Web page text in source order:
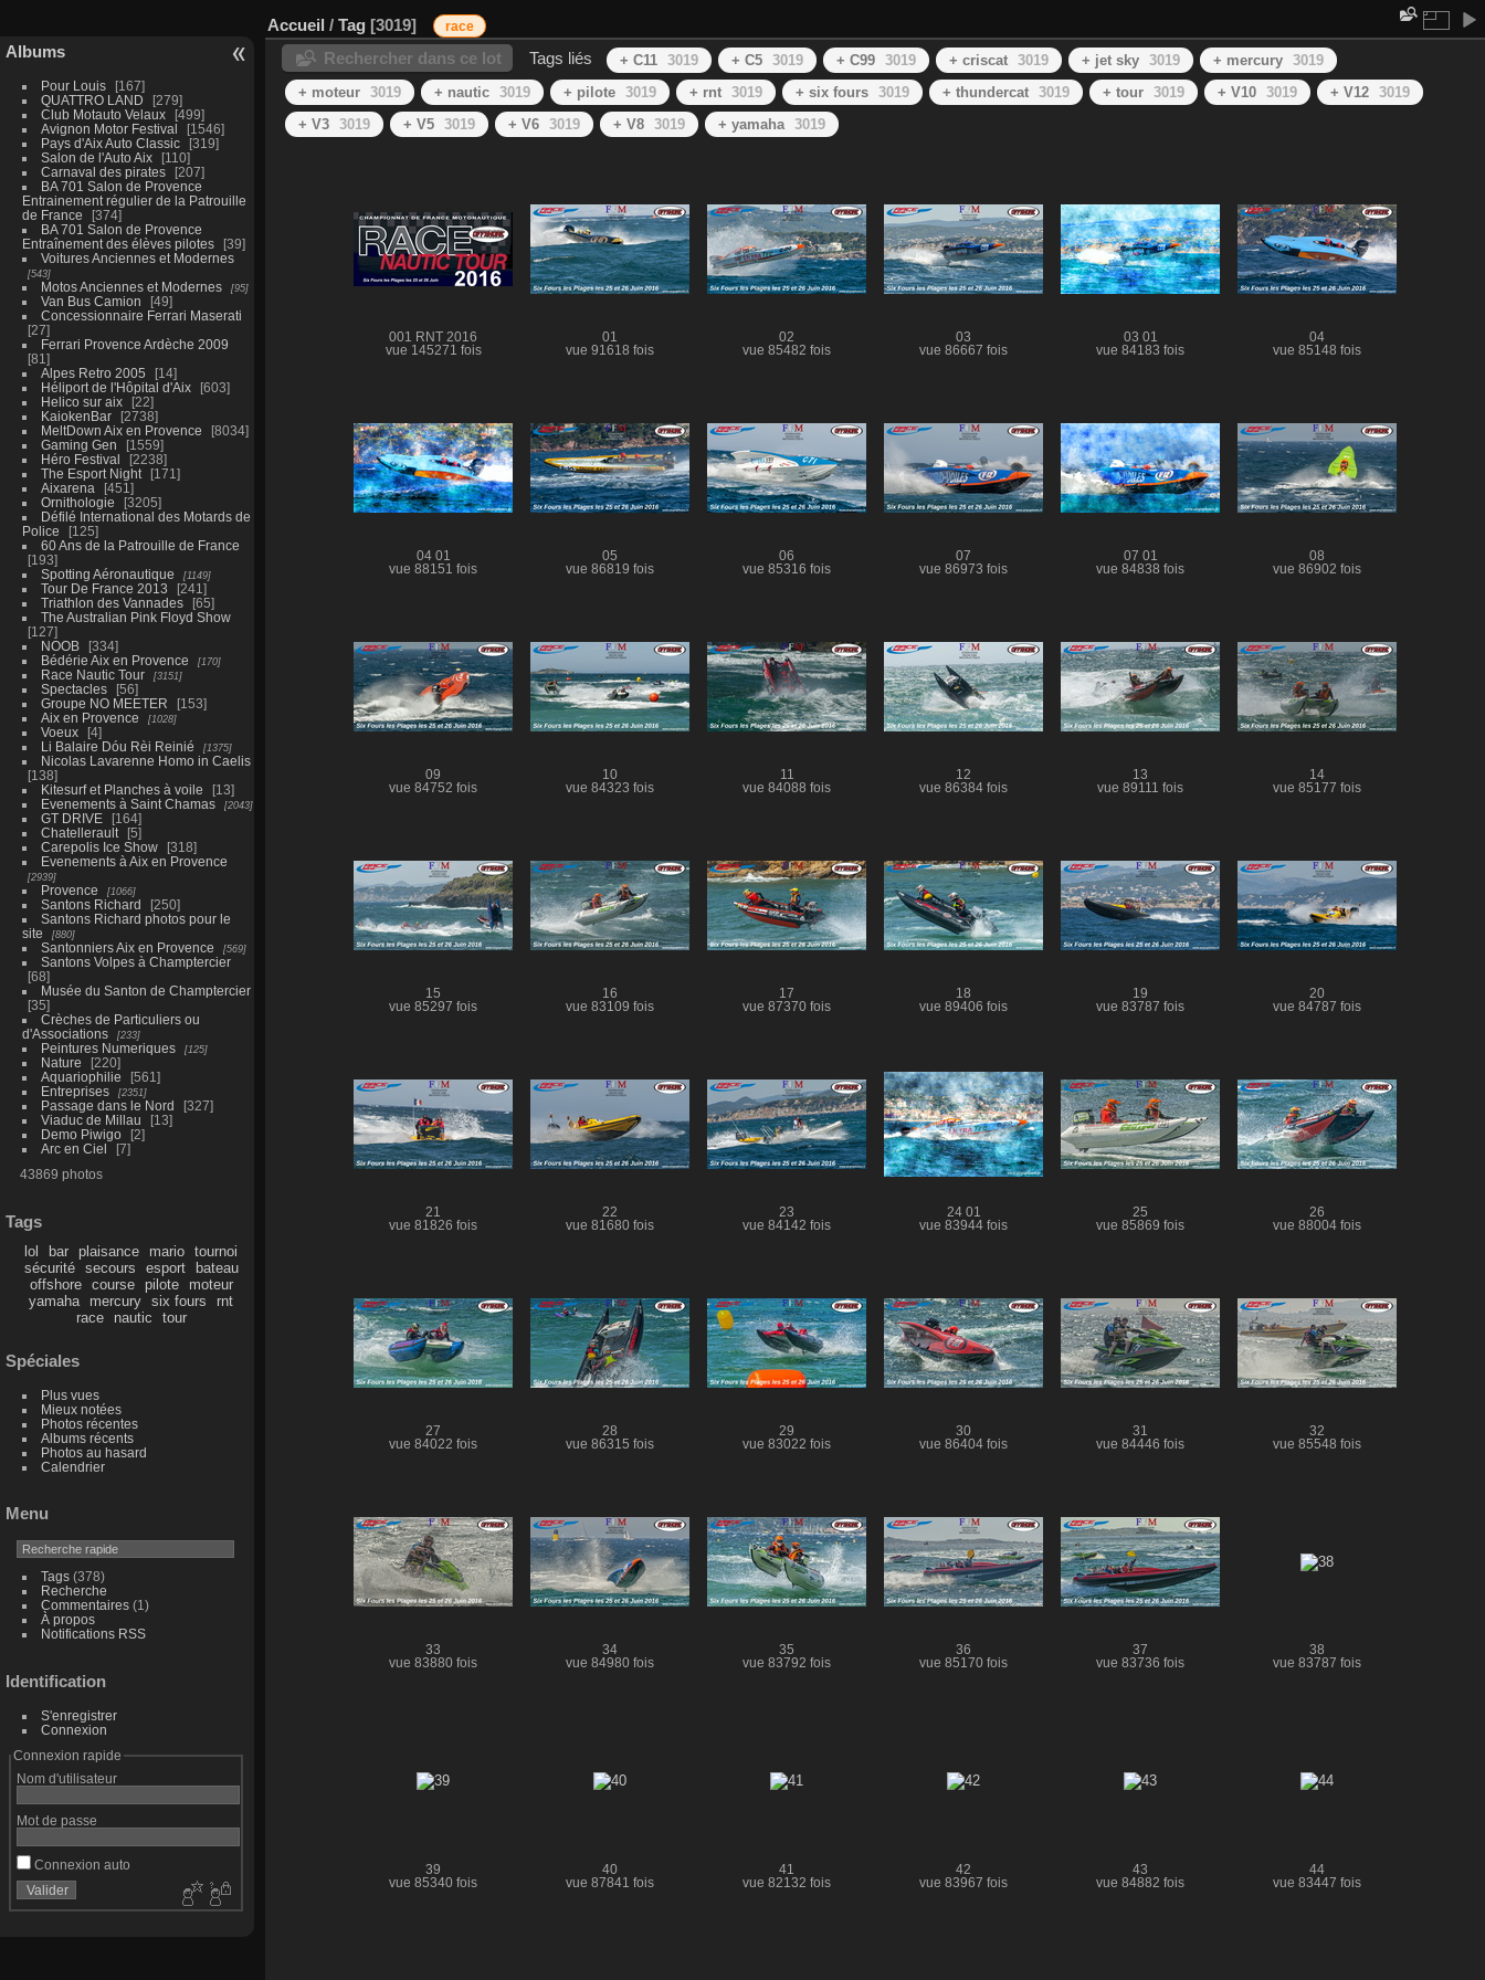
Albums
Pour Louis
167
QUATTRO LAND
279
Club Motauto Velaux
499
Avignon Motor Festival
1546
Pays d'Aix Auto Classic
319
Salon de l'Auto Aix
110
Carnaval des pirates
207
BA 701 Salon de Provence
Entrainement régulier de la Patrouille
de France
374
BA 701 Salon de Provence
Entraînement des élèves pilotes
39
Voitures Anciennes et Modernes
543
Motos Anciennes et Modernes 95
Van Bus Camion
49
Concessionnaire Ferrari Maserati
27
Ferrari Provence Ardèche 2009
81
Alpes Retro 2005
14
Héliport de l'Hôpital d'Aix
603
Helico sur aix
22
KaiokenBar
2738
MeltDown Aix en Provence
8034
Gaming Gen
1559
Héro Festival
2238
The Esport Night
171
Aixarena
451
Ornithologie
3205
Défilé International des Motards de
Police
125
60 Ans de la Patrouille de France
193
Spotting Aéronautique
1149
Tour De France 2013
241
Triathlon des Vannades
65
The Australian Pink Floyd Show
127
NOOB
334
Bédérie Aix en Provence
170
Race Nautic Tour 3151
Spectacles
56
Groupe NO MEETER
153
Aix en Provence
1028
Voeux
4
Li Balaire Dóu Rèi Reinié
1375
Nicolas Lavarenne Homo in Caelis
138
Kitesurf et Planches à voile
13
Evenements à Saint Chamas
2043
GT DRIVE
164
Chatellerault
5
Carepolis Ice Show
318
Evenements à Aix en Provence
2939
Provence 1066
Santons Richard
250
Santons Richard photos pour le
site
880
Santonniers Aix en Provence 569
Santons Volpes à Champtercier
68
Musée du Santon de Champtercier
35
Crèches de Particuliers ou
d'Associations
233
Peintures Numeriques 125
Nature
220
Aquariophilie
561
Entreprises
2351
Passage dans le Nord
327
Viaduc de Millau
13
Demo Piwigo
2
Arc en Ciel
7
43869 photos
Tags
lol bar plaisance mario
tournoi
sécurité
secours esport
bateau
offshore
course pilote
moteur
yamaha
mercury six fours
rnt
race
nautic tour
Spéciales
Plus vues
Mieux notées
Photos récentes
Albums récents
Photos au hasard
Calendrier
Menu
Tags(378)
Recherche
Commentaires(1)
À propos
Notifications RSS
Identification
S'enregistrer
Connexion
Connexion rapide
Nom d'utilisateur
Mot de passe
Connexion auto
Accueil / Tag 3019 race
Rechercher dans ce lot Tags liés + C11 3019 + C5 3019 + C99 3019 + criscat 3019 + jet sky 3019 + mercury 3019
+ moteur 3019 + nautic 3019 + pilote 3019 + rnt 3019 + six fours 3019 + thundercat 3019 + tour 3019 + V10 3019 + V12 3019
+ V3 3019 + V5 3019 + V6 3019 + V8 3019 + yamaha 3019
001 RNT 2016
vue 145271 fois
01
vue 91618 fois
02
vue 85482 fois
03
vue 86667 fois
03 01
vue 84183 fois
04
vue 85148 fois
04 01
vue 88151 fois
05
vue 86819 fois
06
vue 85316 fois
07
vue 86973 fois
07 01
vue 84838 fois
08
vue 86902 fois
09
vue 84752 fois
10
vue 84323 fois
11
vue 84088 fois
12
vue 86384 fois
13
vue 89111 fois
14
vue 85177 fois
15
vue 85297 fois
16
vue 83109 fois
17
vue 87370 fois
18
vue 89406 fois
19
vue 83787 fois
20
vue 84787 fois
21
vue 81826 fois
22
vue 81680 fois
23
vue 84142 fois
24 01
vue 83944 fois
25
vue 85869 fois
26
vue 88004 fois
27
vue 84022 fois
28
vue 86315 fois
29
vue 83022 fois
30
vue 86404 fois
31
vue 84446 fois
32
vue 85548 fois
33
vue 83880 fois
34
vue 84980 fois
35
vue 83792 fois
36
vue 85170 fois
37
vue 83736 fois
38
vue 83787 fois
39
vue 85340 fois
40
vue 87841 fois
41
vue 82132 fois
42
vue 83967 fois
43
vue 84882 fois
44
vue 83447 fois